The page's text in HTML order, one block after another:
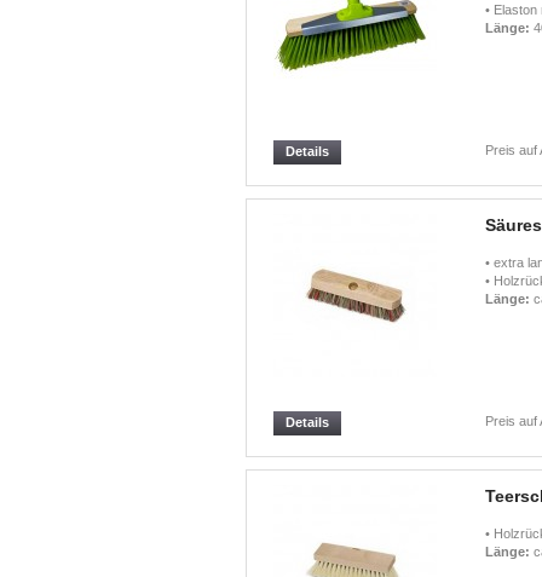
• Elaston
Länge:
Preis auf
Details
• extra
•
Länge:
Preis auf
Details
•
Länge: